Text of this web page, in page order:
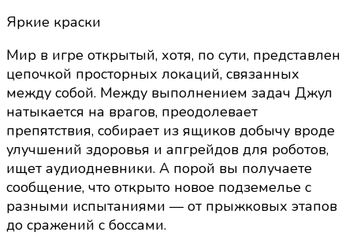
Яркие краски
Мир в игре открытый, хотя, по сути, представлен
цепочкой просторных локаций, связанных
между собой. Между выполнением задач Джул
натыкается на врагов, преодолевает
препятствия, собирает из ящиков добычу вроде
улучшений здоровья и апгрейдов для роботов,
ищет аудиодневники. А порой вы получаете
сообщение, что открыто новое подземелье с
разными испытаниями — от прыжковых этапов
до сражений с боссами.